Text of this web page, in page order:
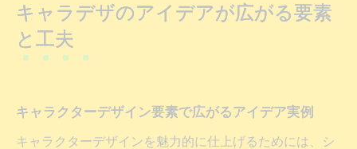
キャラデザのアイデアが広がる要素
と工夫
キャラクターデザイン要素で広がるアイデア実例
キャラクターデザインを魅力的に仕上げるためには、シ